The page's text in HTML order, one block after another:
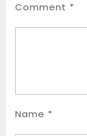
Comment *
Name *